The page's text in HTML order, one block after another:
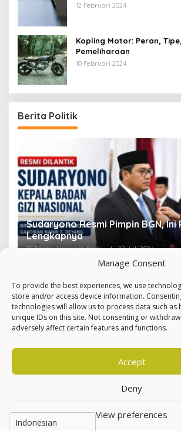
Manage Consent
To provide the best experiences, we use
store and/or access device information.
technologies will allow us to process data such
unique IDs on this site. Not consenting or
adversely affect certain features and functions.
Accept
Deny
View preferences
12 Februari 2024
Kopling Motor: Peran,
Pemeliharaan
10 Februari 2024
Berita Politik
Sudaryono Resmi Pimpin BGN, Ini
Lengkapnya
Di Berita, Nasional, Politik | 22 Juli 2026
Hak Cipta © Newkarma
Privacy Policy &
Indeks Berita